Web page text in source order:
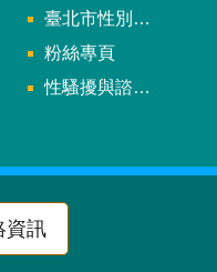
臺北市性別平等辦公室
粉絲專頁
性騷擾與諮詢專區
資訊